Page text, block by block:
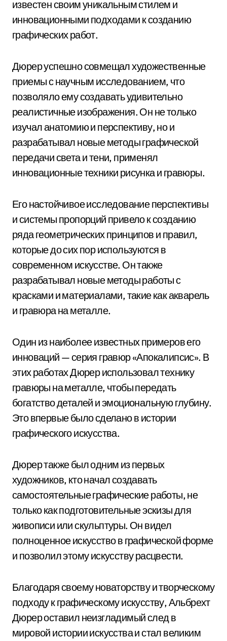
известен своим уникальным стилем и
инновационными подходами к созданию
графических работ.
Дюрер успешно совмещал художественные
приемы с научным исследованием, что
позволяло ему создавать удивительно
реалистичные изображения. Он не только
изучал анатомию и перспективу, но и
разрабатывал новые методы графической
передачи света и тени, применял
инновационные техники рисунка и гравюры.
Его настойчивое исследование перспективы
и системы пропорций привело к созданию
ряда геометрических принципов и правил,
которые до сих пор используются в
современном искусстве. Он также
разрабатывал новые методы работы с
красками и материалами, такие как акварель
и гравюра на металле.
Один из наиболее известных примеров его
инноваций — серия гравюр «Апокалипсис». В
этих работах Дюрер использовал технику
гравюры на металле, чтобы передать
богатство деталей и эмоциональную глубину.
Это впервые было сделано в истории
графического искусства.
Дюрер также был одним из первых
художников, кто начал создавать
самостоятельные графические работы, не
только как подготовительные эскизы для
живописи или скульптуры. Он видел
полноценное искусство в графической форме
и позволил этому искусству расцвести.
Благодаря своему новаторству и творческому
подходу к графическому искусству, Альбрехт
Дюрер оставил неизгладимый след в
мировой истории искусства и стал великим